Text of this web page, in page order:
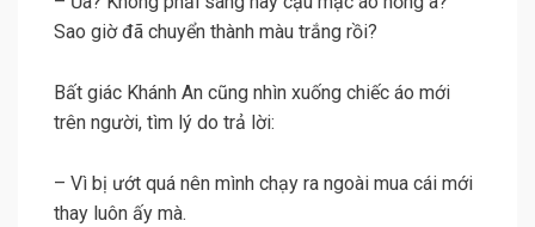
Sao giờ đã chuyển thành màu trắng rồi?
Bất giác Khánh An cũng nhìn xuống chiếc áo mới
trên người, tìm lý do trả lời:
– Vì bị ướt quá nên mình chạy ra ngoài mua cái mới
thay luôn ấy mà.